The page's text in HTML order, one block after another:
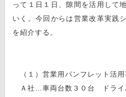
って１日１日、隙間を活用して
いく。今回からは営業改革実践
を紹介する。
（１）営業用パンフレット活用
Ａ社…車両台数３０台 ドライ